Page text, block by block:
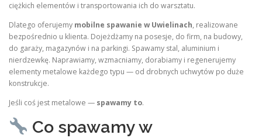
ciężkich elementów i transportowania ich do warsztatu.
Dlatego oferujemy mobilne spawanie w Uwielinach, realizowane
bezpośrednio u klienta. Dojeżdżamy na posesje, do firm, na budowy,
do garaży, magazynów i na parkingi. Spawamy stal, aluminium i
nierdzewkę. Naprawiamy, wzmacniamy, dorabiamy i regenerujemy
elementy metalowe każdego typu — od drobnych uchwytów po duże
konstrukcje.
Jeśli coś jest metalowe — spawamy to.
Co spawamy w